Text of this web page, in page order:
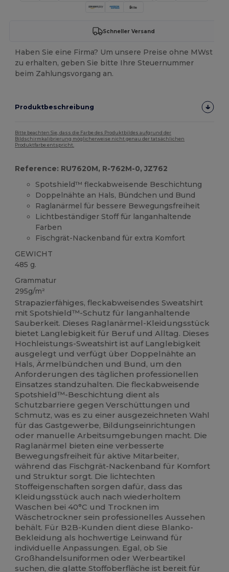
Schneller Versand
Haben Sie eine Firma? Um unsere Preise ohne MWst
zu erhalten, geben Sie bitte Ihre Steuernummer
beim Zahlungsvorgang an.
Produktbeschreibung
Bitte beachten Sie, dass die Farbe des Produktbildes aufgrund der
Bildschirmkalibrierung möglicherweise nicht genau der tatsächlichen
Produktfarbe entspricht.
Reference: RU7620M, R-762M-0, JZ762
Spotshield™ fleckabweisende Beschichtung
Doppelnähte an Hals, Bündchen und Bund
Raglanärmel für bessere Bewegungsfreiheit
Lichtbeständiger Stoff für langanhaltende
Farben
Fischgrät-Nackenband für extra Komfort
GEWICHT
485 g.
Grammatur
295g/m²
Strapazierfähiges, fleckabweisendes Sweatshirt
mit Spotshield™-Schutz für langanhaltende
Sauberkeit. Dieses Raglanärmel-Kleidungsstück
bietet Langlebigkeit für Beruf und Alltag. Dieses
Hochleistungs-Sweatshirt ist auf Langlebigkeit
ausgelegt und verfügt über Doppelnähte an
Hals, Ärmelbündchen und Bund, um den
Anforderungen des täglichen professionellen
Einsatzes standzuhalten. Die fleckabweisende
Spotshield™-Beschichtung dient als
Schutzbarriere gegen Verschüttungen und
Schmutz, was es zu einer ausgezeichneten Wahl
für das Gastgewerbe, Bildungseinrichtungen
oder manuelle Arbeitsumgebungen macht. Die
Raglanärmel bieten eine verbesserte
Bewegungsfreiheit für aktive Mitarbeiter,
während das Fischgrät-Nackenband für Komfort
und Struktur sorgt. Die lichtechten
Stoffeigenschaften sorgen dafür, dass das
Kleidungsstück auch nach wiederholtem
Waschen bei 40°C und Trocknen im
Wäschetrockner sein professionelles Aussehen
behält. Für B2B-Kunden dient diese Blanko-
Bekleidung als hochwertige Leinwand für
individuelle Anpassungen. Egal, ob Sie
Großhandelsuniformen oder Werbeartikel
suchen, die glatte Stoffoberfläche ist bereit für